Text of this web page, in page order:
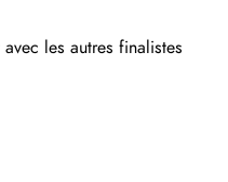
les autres finalistes